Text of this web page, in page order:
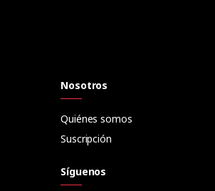
Nosotros
Quiénes somos
Suscripción
Síguenos